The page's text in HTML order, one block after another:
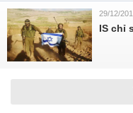
29/12/
IS chỉ